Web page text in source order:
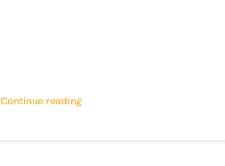
Continue reading